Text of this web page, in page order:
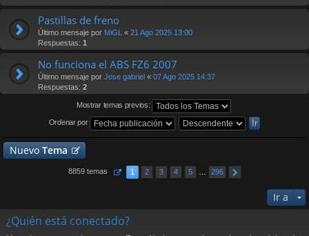
Pastillas de freno
Último mensaje por MiGL « 21 Ago 2025 13:00
Respuestas: 1
No funciona el ABS FZ6 2007
Último mensaje por Jose gabriel « 07 Ago 2025 14:37
Respuestas: 2
Mostrar temas previos:
Ordenar por
Nuevo Tema
8859 temas 1 2 3 4 5 296
Ir a
¿Quién está conectado?